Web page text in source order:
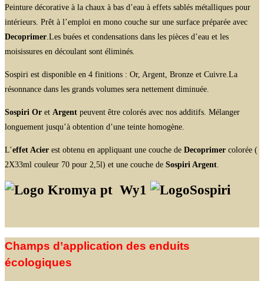
Peinture décorative à la chaux à bas d’eau à effets sablés métalliques pour
intérieurs. Prêt à l’emploi en mono couche sur une surface préparée avec
Decoprimer .Les buées et condensations dans les pièces d’eau et les
moisissures en découlant sont éliminés.
Sospiri est disponible en 4 finitions : Or, Argent, Bronze et Cuivre.La
résonnance dans les grands volumes sera nettement diminuée.
Sospiri Or et Argent peuvent être colorés avec nos additifs. Mélanger
longuement jusqu’à obtention d’une teinte homogène.
L’effet Acier est obtenu en appliquant une couche de Decoprimer colorée (
2X33ml couleur 70 pour 2,5l) et une couche de Sospiri Argent
Wy1
Champs d’application des enduits
écologiques